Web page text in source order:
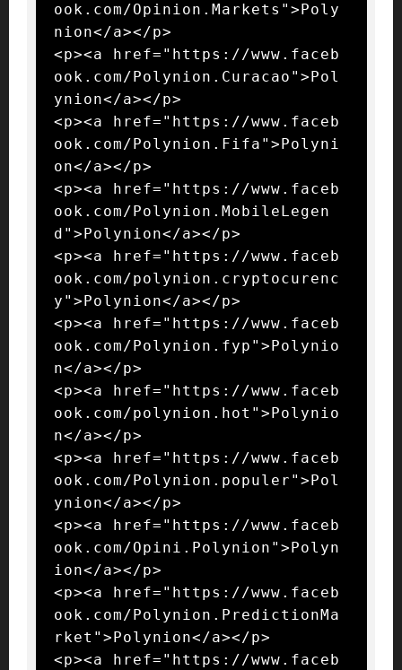
ook.com/Opinion.Markets">Poly
nion</a></p>
<p><a href="https://www.faceb
ook.com/Polynion.Curacao">Pol
ynion</a></p>
<p><a href="https://www.faceb
ook.com/Polynion.Fifa">Polyni
on</a></p>
<p><a href="https://www.faceb
ook.com/Polynion.MobileLegen
d">Polynion</a></p>
<p><a href="https://www.faceb
ook.com/polynion.cryptocurenc
y">Polynion</a></p>
<p><a href="https://www.faceb
ook.com/Polynion.fyp">Polynio
n</a></p>
<p><a href="https://www.faceb
ook.com/polynion.hot">Polynio
n</a></p>
<p><a href="https://www.faceb
ook.com/Polynion.populer">Pol
ynion</a></p>
<p><a href="https://www.faceb
ook.com/Opini.Polynion">Polyn
ion</a></p>
<p><a href="https://www.faceb
ook.com/Polynion.PredictionMa
rket">Polynion</a></p>
<p><a href="https://www.faceb